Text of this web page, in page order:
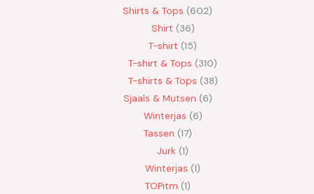
Shirts & Tops 602
Shirt 36
T-shirt 15
T-shirt & Tops 310
T-shirts & Tops 38
Sjaals & Mutsen 6
Winterjas 6
Tassen 17
Jurk 1
Winterjas 1
TOPitm 1